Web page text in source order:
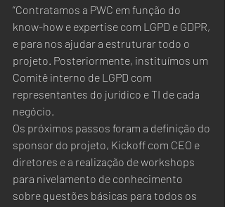
“Contratamos a PWC em função do
know-how e expertise com LGPD e GDPR,
e para nos ajudar a estruturar todo o
projeto. Posteriormente, instituímos um
Comitê interno de LGPD com
representantes do jurídico e TI de cada
negócio.
Os próximos passos foram a definição do
sponsor do projeto, Kickoff com CEO e
diretores e a realização de workshops
para nivelamento de conhecimento
sobre questões básicas para todos os